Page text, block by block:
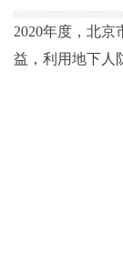
2020年度，北
益，利用地下人